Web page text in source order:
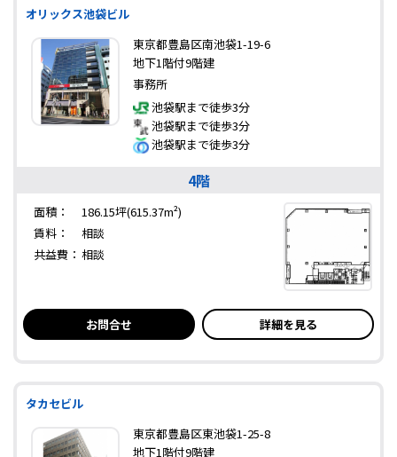
オリックス池袋ビル
東京都豊島区南池袋1-19-6
地下1階付9階建
事務所
池袋駅まで徒歩3分
池袋駅まで徒歩3分
池袋駅まで徒歩3分
4階
面積：
186.15坪(615.37m²)
賃料：
相談
共益費： 相談
お問合せ 詳細を見る
タカセビル
東京都豊島区東池袋1-25-8
地下1階付9階建